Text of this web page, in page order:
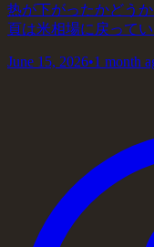
热が下がったかどう
頁は米相場に戻ってい
June 15, 2026•1 month